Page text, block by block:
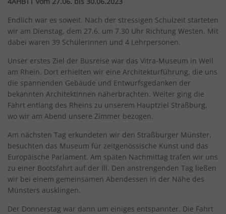
Endlich war es soweit. Nach der stressigen Schulzeit starteten
wir am Dienstag, dem 27.6. um 7.30 Uhr Richtung Westen. Mit
dabei waren 39 SchülerInnen und 4 Lehrpersonen.
Unser erstes Ziel der Busreise war das Vitra-Museum in Weil
am Rhein. Dort erhielten wir eine Architekturführung, die uns
die spannenden Gebäude und Entwurfsgedanken der
bekannten ArchitektInnen näherbrachten. Weiter ging die
Fahrt entlang des Rheins zu unserem Hauptziel Straßburg,
wo wir am Abend unsere Zimmer bezogen.
Am nächsten Tag erkundeten wir den Straßburger Münster,
besuchten das Museum für zeitgenössische Kunst und das
Europäische Parlament. Am späten Nachmittag trafen wir uns
zu einer Bootsfahrt auf der Ill. Den anstrengenden Tag ließen
wir bei einem gemeinsamen Abendessen in der Nähe des
Münsters ausklingen.
Der Donnerstag war dann um einiges entspannter. Die Fahrt